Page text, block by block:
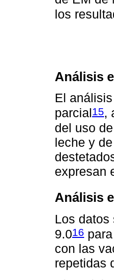
los
Análisis
El
parcial15,
del uso
leche y
expresan
Análisis
Los
9.016
con las
repetidas